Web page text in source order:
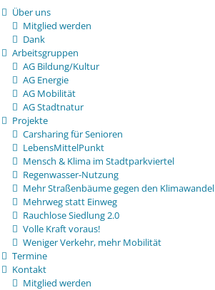
Über uns
Mitglied werden
Dank
Arbeitsgruppen
AG Bildung/Kultur
AG Energie
AG Mobilität
AG Stadtnatur
Projekte
Carsharing für Senioren
LebensMittelPunkt
Mensch & Klima im Stadtparkviertel
Regenwasser-Nutzung
Mehr Straßenbäume gegen den Klimawandel
Mehrweg statt Einweg
Rauchlose Siedlung 2.0
Volle Kraft voraus!
Weniger Verkehr, mehr Mobilität
Termine
Kontakt
Mitglied werden